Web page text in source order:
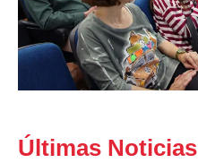
Últimas Noticias